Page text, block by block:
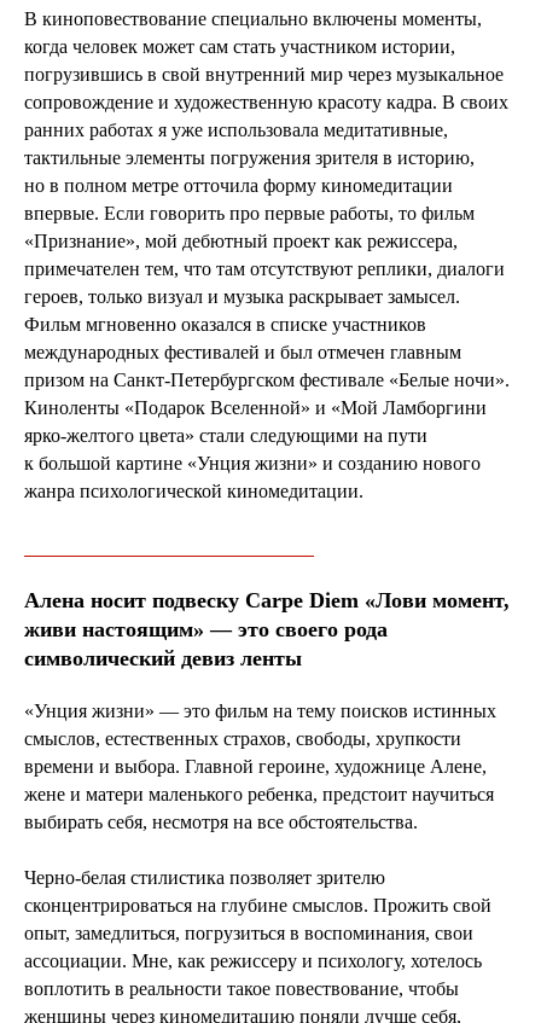
В киноповествование специально включены моменты,
когда человек может сам стать участником истории,
погрузившись в свой внутренний мир через музыкальное
сопровождение и художественную красоту кадра. В своих
ранних работах я уже использовала медитативные,
тактильные элементы погружения зрителя в историю,
но в полном метре отточила форму киномедитации
впервые. Если говорить про первые работы, то фильм
«Признание», мой дебютный проект как режиссера,
примечателен тем, что там отсутствуют реплики, диалоги
героев, только визуал и музыка раскрывает замысел.
Фильм мгновенно оказался в списке участников
международных фестивалей и был отмечен главным
призом на Санкт-Петербургском фестивале «Белые ночи».
Киноленты «Подарок Вселенной» и «Мой Ламборгини
ярко-желтого цвета» стали следующими на пути
к большой картине «Унция жизни» и созданию нового
жанра психологической киномедитации.
Алена носит подвеску Carpe Diem «Лови момент,
живи настоящим» — это своего рода
символический девиз ленты
«Унция жизни» — это фильм на тему поисков истинных
смыслов, естественных страхов, свободы, хрупкости
времени и выбора. Главной героине, художнице Алене,
жене и матери маленького ребенка, предстоит научиться
выбирать себя, несмотря на все обстоятельства.
Черно-белая стилистика позволяет зрителю
сконцентрироваться на глубине смыслов. Прожить свой
опыт, замедлиться, погрузиться в воспоминания, свои
ассоциации. Мне, как режиссеру и психологу, хотелось
воплотить в реальности такое повествование, чтобы
женщины через киномедитацию поняли лучше себя,